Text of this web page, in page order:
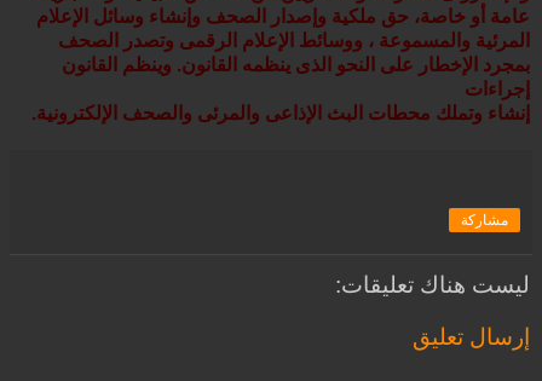
عامة أو خاصة، حق ملكية وإصدار الصحف وإنشاء وسائل الإعلام
المرئية والمسموعة ، ووسائط الإعلام الرقمى وتصدر الصحف
بمجرد الإخطار على النحو الذى ينظمه القانون. وينظم القانون
إجراءات
إنشاء وتملك محطات البث الإذاعى والمرئى والصحف الإلكترونية.
مشاركة
ليست هناك تعليقات:
إرسال تعليق